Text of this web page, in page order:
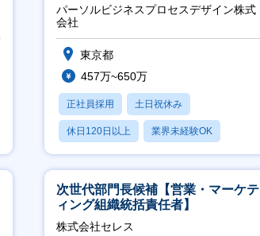
力・ガス等の民間向けプロジェクト
推進】
パーソルビジネスプロセスデザイン株式
会社
東京都
457万~650万
正社員採用 土日祝休み
休日120日以上 業界未経験OK
産休・育休あり
次世代部門長候補【営業・マーケテ
ィング組織統括責任者】
株式会社セレス